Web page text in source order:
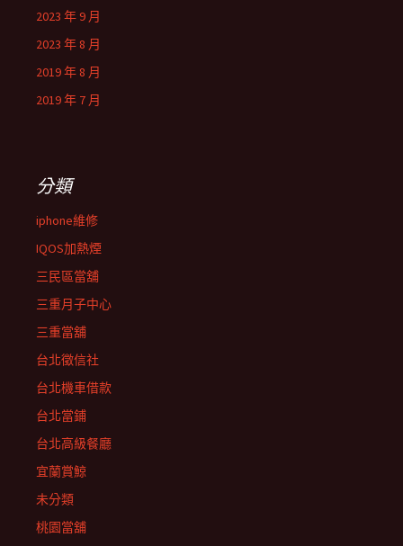
2023 年 9 月
2023 年 8 月
2019 年 8 月
2019 年 7 月
分類
iphone維修
IQOS加熱煙
三民區當舖
三重月子中心
三重當舖
台北徵信社
台北機車借款
台北當鋪
台北高級餐廳
宜蘭賞鯨
未分類
桃園當舖